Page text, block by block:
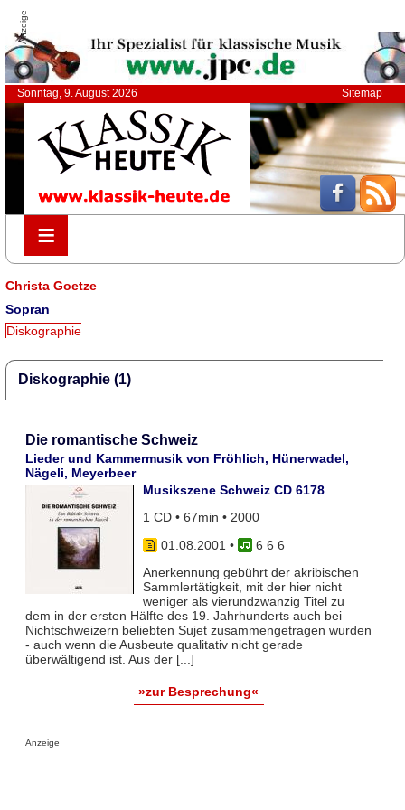
Anzeige
Sonntag, 9. August 2026 Sitemap
≡
≡
Christa Goetze
Sopran
Diskographie
Diskographie (1)
Die romantische Schweiz
Lieder und Kammermusik von Fröhlich, Hünerwadel,
Nägeli, Meyerbeer
Musikszene Schweiz CD 6178
1 CD • 67min • 2000
01.08.2001 •
6 6 6
Anerkennung gebührt der akribischen
Sammlertätigkeit, mit der hier nicht
weniger als vierundzwanzig Titel zu
dem in der ersten Hälfte des 19. Jahrhunderts auch bei
Nichtschweizern beliebten Sujet zusammengetragen wurden
- auch wenn die Ausbeute qualitativ nicht gerade
überwältigend ist. Aus der [...]
»zur Besprechung«
Anzeige